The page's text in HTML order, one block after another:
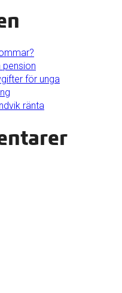
för unga
ränta